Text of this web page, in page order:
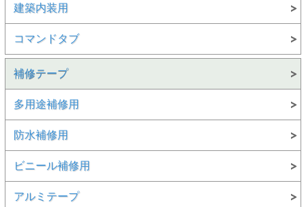
建築内装用
コマンドタブ
補修テープ
多用途補修用
防水補修用
ビニール補修用
アルミテープ